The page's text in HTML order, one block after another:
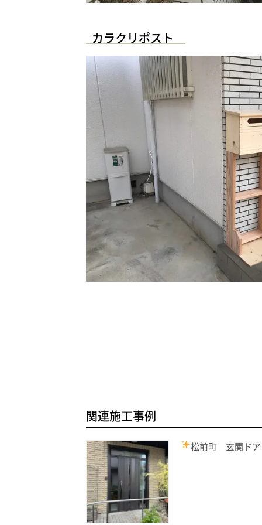
カラクリポスト
関連施工事例
松前町 玄関ドア